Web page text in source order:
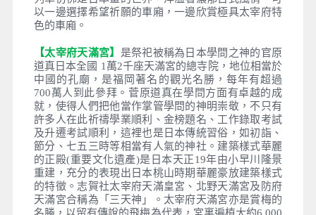
早餐 ：飯店內享用
午餐：日式鰻魚飯定食料理 或 日式風味餐
晚餐：享用各民泊主人準備道地之日式晚餐
住宿：安排入住農家民泊（2人一室） 或同等級